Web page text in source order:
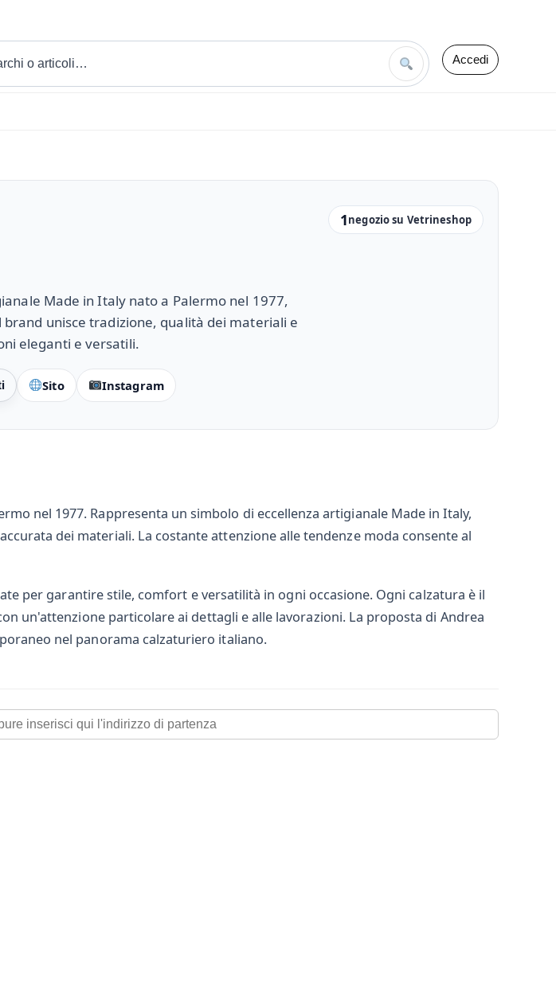
Accedi
1negozio su Vetrineshop
Made in Italy nato a Palermo nel 1977,
unisce tradizione, qualità dei materiali e
eleganti e versatili.
Sito Instagram
nel 1977. Rappresenta un simbolo di eccellenza artigianale Made in Italy,
dei materiali. La costante attenzione alle tendenze moda consente al
per garantire stile, comfort e versatilità in ogni occasione. Ogni calzatura è il
un'attenzione particolare ai dettagli e alle lavorazioni. La proposta di Andrea
nel panorama calzaturiero italiano.